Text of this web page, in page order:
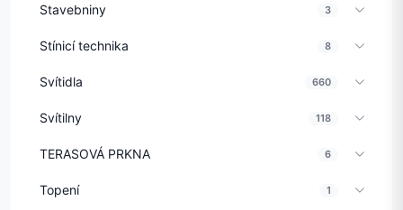
Stavebniny 3
Stínicí technika 8
Svítidla 660
Svítilny 118
TERASOVÁ PRKNA 6
Topení 1